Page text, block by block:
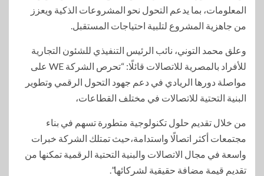
المعلومات، بما يدعم التحول نحو المشروعات الذكية ويعزز
من جاهزية المشروع لتلبية احتياجات المستقبل.
وعلق محمد التوني، نائب الرئيس التنفيذي للشئون التجارية
للأفراد بالمصرية للاتصالات قائلًا: “تحرص الشركة WE على
مواصلة دورها الريادي في دعم جهود التحول الرقمي وتطوير
البنية التحتية للاتصالات في مختلف القطاعات،
من خلال تقديم حلول تكنولوجية متطورة تسهم في بناء
مجتمعات أكثر اتصالًا واستدامة،حيث تمتلك الشركة خبرات
واسعة في مجال الاتصالات والبنية التحتية الرقمية تمكنها من
تقديم قيمة مضافة حقيقية لشركائها”.